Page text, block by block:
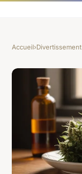
Accueil›Divertissement